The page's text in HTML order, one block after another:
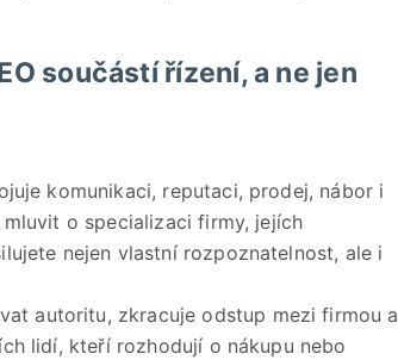
součástí řízení, a ne jen
komunikaci, reputaci, prodej, nábor i
o specializaci firmy, jejích
nejen vlastní rozpoznatelnost, ale i
autoritu, zkracuje odstup mezi firmou a
lidí, kteří rozhodují o nákupu nebo